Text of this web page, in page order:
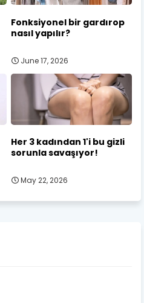
Fonksiyonel bir gardırop
nasıl yapılır?
June 17, 2026
Her 3 kadından 1'i bu gizli
sorunla savaşıyor!
May 22, 2026